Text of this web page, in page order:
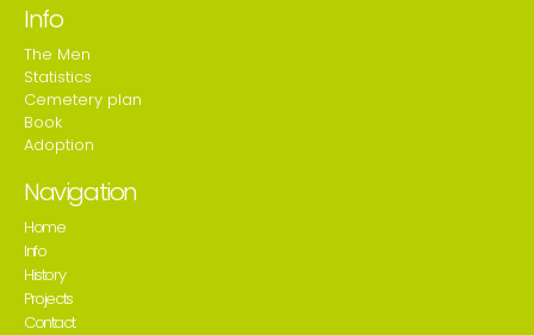
Info
The Men
Statistics
Cemetery plan
Book
Adoption
Navigation
Home
Info
History
Projects
Contact